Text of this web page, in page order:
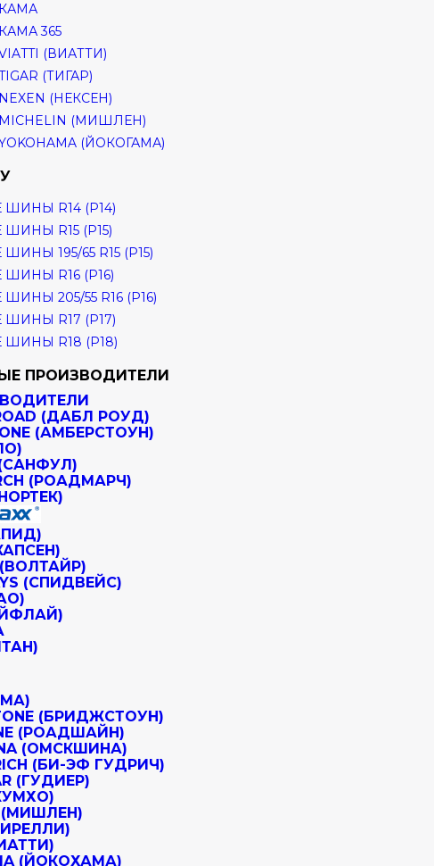
365
(ВИАТТИ)
(ТИГАР)
(НЕКСЕН)
(МИШЛЕН)
(ЙОКОГАМА)
R14 (Р14)
R15 (Р15)
195/65 R15 (Р15)
R16 (Р16)
205/55 R16 (Р16)
R17 (Р17)
ШИНЫ R18 (Р18)
ПРОИЗВОДИТЕЛИ